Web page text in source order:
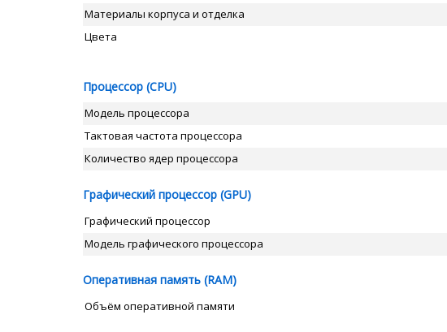
Материалы корпуса и отделка
Цвета
Процессор (CPU)
Модель процессора
Тактовая частота процессора
Количество ядер процессора
Графический процессор (GPU)
Графический процессор
Модель графического процессора
Оперативная память (RAM)
Объём оперативной памяти